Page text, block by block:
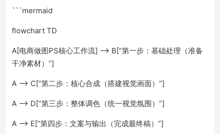
```mermaid
flowchart TD
A[电商做图PS核心工作流] --> B[“第一步：基础处理（准备
干净素材）”]
A --> C[“第二步：核心合成（搭建视觉画面）”]
A --> D[“第三步：整体调色（统一视觉氛围）”]
A --> E[“第四步：文案与输出（完成最终稿）”]